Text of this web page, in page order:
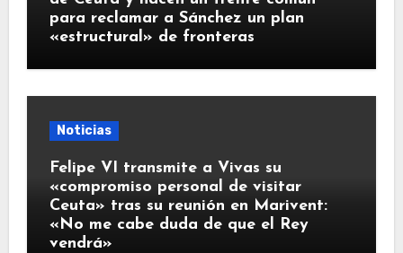
para reclamar a Sánchez un plan
«estructural» de fronteras
Noticias
Felipe VI transmite a Vivas su
«compromiso personal de visitar
Ceuta» tras su reunión en Marivent:
«No me cabe duda de que el Rey
vendrá»